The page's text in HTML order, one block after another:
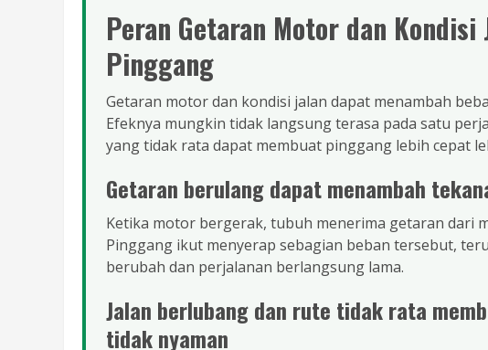
Peran Getaran Motor dan
Pinggang
Getaran motor dan kondisi jalan dapat menambah
Efeknya mungkin tidak langsung terasa pada satu
yang tidak rata dapat membuat pinggang lebih cepat
Getaran berulang dapat menambah
Ketika motor bergerak, tubuh menerima getaran dari
Pinggang ikut menyerap sebagian beban tersebut,
berubah dan perjalanan berlangsung lama.
Jalan berlubang dan rute tidak rata
tidak nyaman